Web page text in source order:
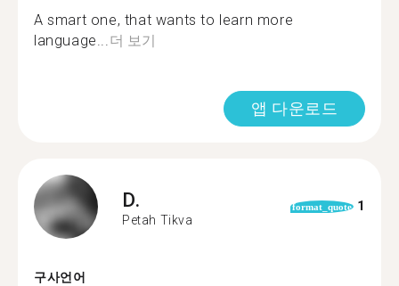
A smart one, that wants to learn more
language... 더 보기
앱 다운로드
D.
Petah Tikva
format_quote 1
구사언어